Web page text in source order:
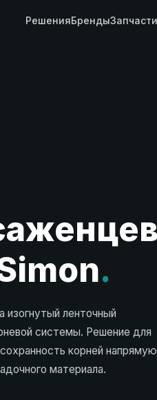
РешенияБрендыЗапчасти
.
ленточный
системы. Решение для
корней напрямую
материала.